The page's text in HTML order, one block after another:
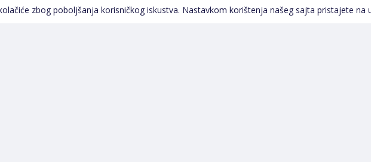
zbog poboljšanja korisničkog iskustva. Nastavkom korištenja našeg sajta pristajete na